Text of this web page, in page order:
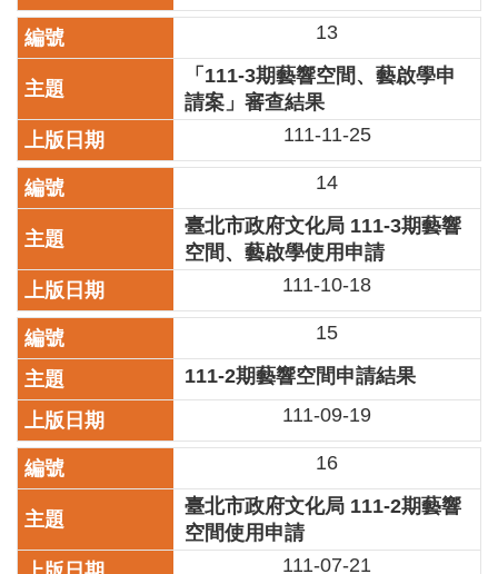
台
通
English
易
讀
專
區
廉
政
平
臺
專
區
常
見
問
答
13
「111-3期藝響空間、藝啟學申
請案」審查結果
111-11-25
14
臺北市政府文化局 111-3期藝響
空間、藝啟學使用申請
111-10-18
15
111-2期藝響空間申請結果
111-09-19
16
臺北市政府文化局 111-2期藝響
空間使用申請
111-07-21